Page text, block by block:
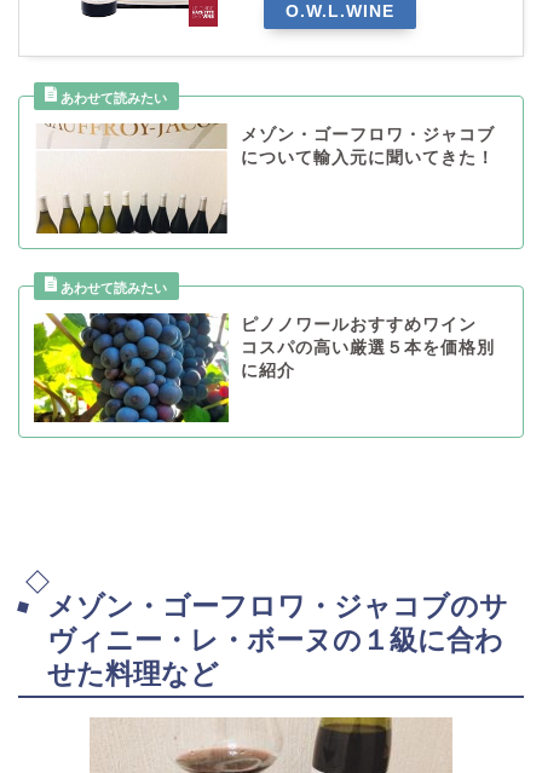
O.W.L.WINE
メゾン・ゴーフロワ・ジャコブ
について輸入元に聞いてきた！
ピノノワールおすすめワイン
コスパの高い厳選５本を価格別
に紹介
メゾン・ゴーフロワ・ジャコブのサ
ヴィニー・レ・ボーヌの１級に合わ
せた料理など